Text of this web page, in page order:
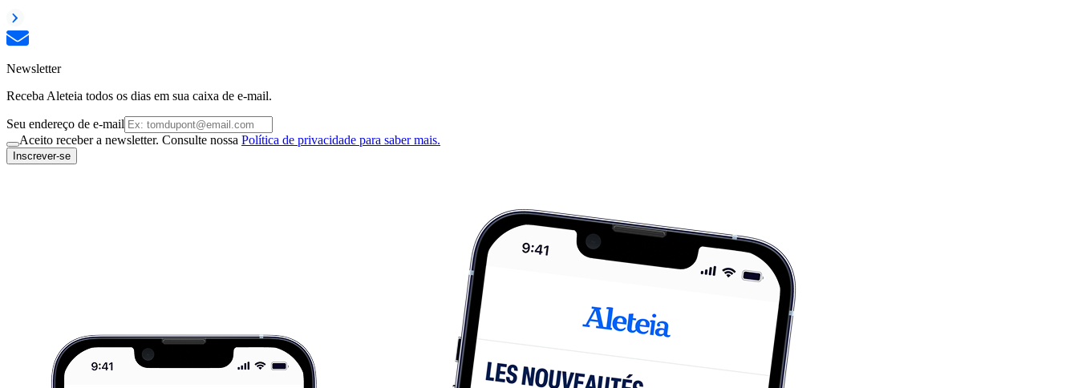
Newsletter
Receba Aleteia todos os dias em sua caixa de e-mail.
Seu endereço de e-mail
Aceito receber a newsletter. Consulte nossa Política de privacidade para saber mais.
Inscrever-se